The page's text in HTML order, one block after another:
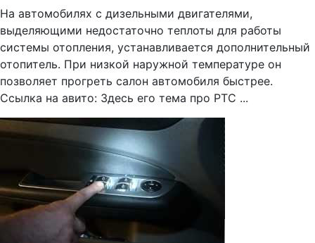
На автомобилях с дизельными двигателями,
выделяющими недостаточно теплоты для работы
системы отопления, устанавливается дополнительный
отопитель. При низкой наружной температуре он
позволяет прогреть салон автомобиля быстрее.
Ссылка на авито: Здесь его тема про РТС ...